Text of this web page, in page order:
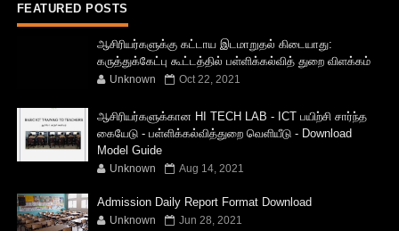
FEATURED POSTS
ஆசிரியர்களுக்கு கட்டாய இடமாறுதல் கிடையாது:
கருத்துக்கேட்பு கூட்டத்தில் பள்ளிக்கல்வித் துறை விளக்கம்
Unknown Oct 22, 2021
ஆசிரியர்களுக்கான HI TECH LAB - ICT பயிற்சி சார்ந்த
கையேடு - பள்ளிக்கல்வித்துறை வெளியீடு - Download
Model Guide
Unknown Aug 14, 2021
Admission Daily Report Format Download
Unknown Jun 28, 2021